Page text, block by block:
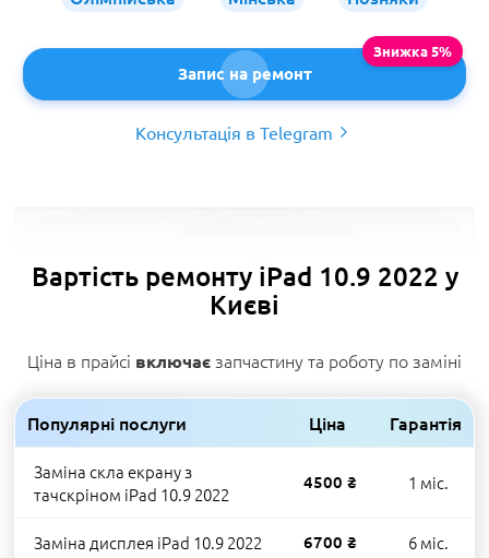
Запис на ремонт
Консультація в Telegram
Вартість ремонту iPad 10.9 2022 у
Києві
Ціна в прайсі включає запчастину та роботу по заміні
Популярні послуги Ціна Гарантія
Заміна скла екрану з
тачскріном iPad 10.9 2022
4500 ₴ 1 міс.
Заміна дисплея iPad 10.9 2022 6700 ₴ 6 міс.